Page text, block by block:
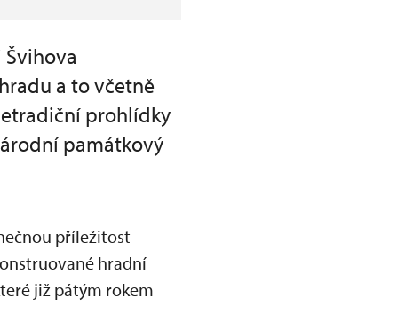
a to včetně
prohlídky
památkový
příležitost
hradní
již pátým rokem